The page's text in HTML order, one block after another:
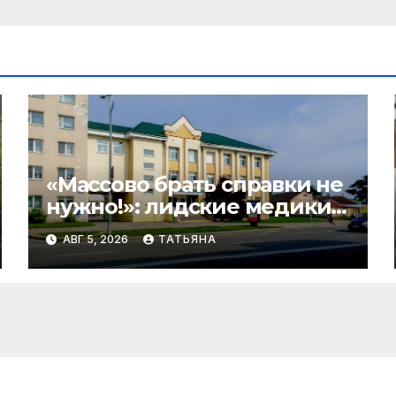
«Массово брать справки не
нужно!»: лидские медики
развеивают миф перед 1
сентября
АВГ 5, 2026 ТАТЬЯНА